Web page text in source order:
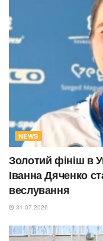
NEWS
Золотий фініш в
Іванна Дяченко
веслування
31.07.2026